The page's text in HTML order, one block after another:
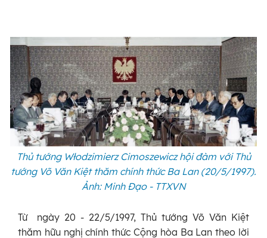
Thủ tướng Włodzimierz Cimoszewicz hội đàm với Thủ
tướng Võ Văn Kiệt thăm chính thức Ba Lan (20/5/1997).
Ảnh: Minh Đạo - TTXVN
Từ ngày 20 - 22/5/1997, Thủ tướng Võ Văn Kiệt
thăm hữu nghị chính thức Cộng hòa Ba Lan theo lời